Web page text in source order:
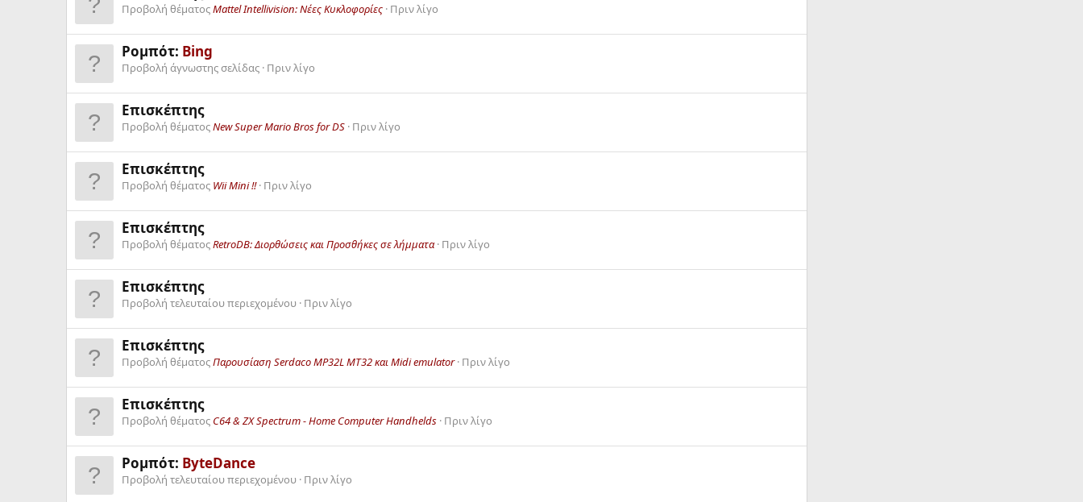
Προβολή θέματοςMattel Intellivision: Νέες Κυκλοφορίες Πριν λίγο
Ρομπότ: Bing
Προβολή άγνωστης σελίδας Πριν λίγο
Επισκέπτης
Προβολή θέματοςNew Super Mario Bros for DS Πριν λίγο
Επισκέπτης
Προβολή θέματος Wii Mini !! Πριν λίγο
Επισκέπτης
Προβολή θέματοςRetroDB: Διορθώσεις και Προσθήκες σε λήμματα Πριν λίγο
Επισκέπτης
Προβολή τελευταίου περιεχομένου Πριν λίγο
Επισκέπτης
Προβολή θέματοςΠαρουσίαση Serdaco MP32L ΜΤ32 και Midi emulator Πριν λίγο
Επισκέπτης
Προβολή θέματος C64 & ZX Spectrum - Home Computer Handhelds Πριν λίγο
Ρομπότ: ByteDance
Προβολή τελευταίου περιεχομένου Πριν λίγο